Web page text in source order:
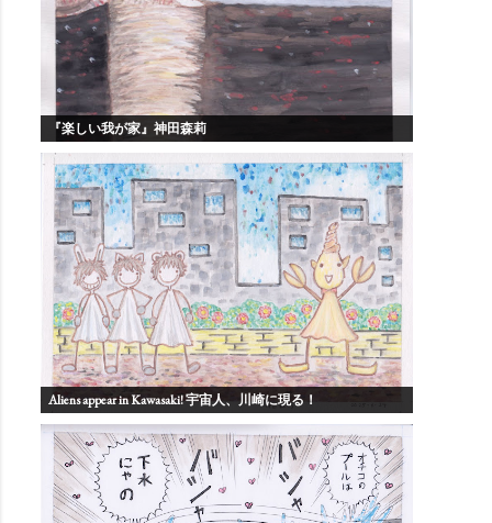
『楽しい我が家』神田森莉
Aliens appear in Kawasaki! 宇宙人、川崎に現る！